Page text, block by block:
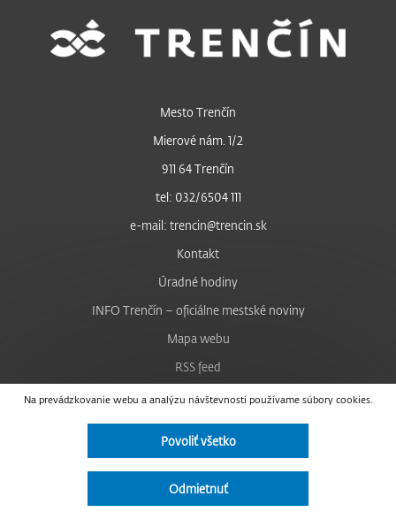
Na prevádzkovanie webu a analýzu návštevnosti používame súbory cookies.
Povoliť všetko
Odmietnuť
Mesto Trenčín
Mierové nám. 1/2
911 64 Trenčín
tel: 032/6504 111
e-mail: trencin@trencin.sk
Kontakt
Úradné hodiny
INFO Trenčín – oficiálne mestské noviny
Mapa webu
RSS feed
Nastavenie cookies
Facebook
Instagram
Vyhlásenie o prístupnosti